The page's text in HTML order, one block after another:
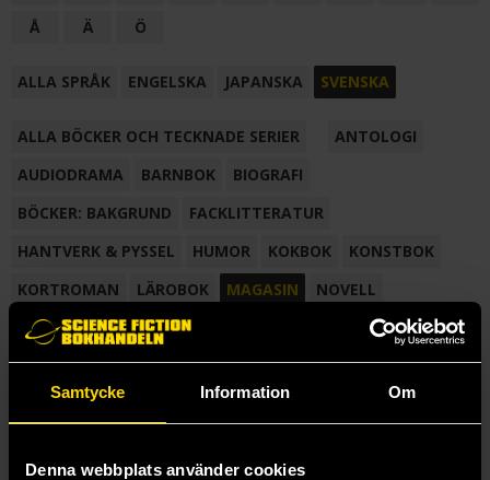
Samtycke Information Om
Denna webbplats använder cookies
Å
Ä Ö
ALLA SPRÅK ENGELSKA JAPANSKA SVENSKA
ALLA BÖCKER OCH TECKNADE SERIER
ANTOLOGI
AUDIODRAMA
BARNBOK
BIOGRAFI
BÖCKER: BAKGRUND
FACKLITTERATUR
HANTVERK & PYSSEL
HUMOR KOKBOK
KONSTBOK
KORTROMAN
LÄROBOK MAGASIN
NOVELL
NOVELLMAGASIN
NOVELLSAMLING
ROMAN
SAMLINGSVOLYM
TECKNA & MÅLA TECKNAD SERIE
B